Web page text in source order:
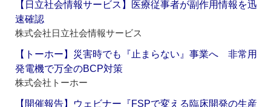
【日立社会情報サービス】医療従事者が副作用情報を迅
速確認
株式会社日立社会情報サービス
【トーホー】災害時でも『止まらない』事業へ 非常用
発電機で万全のBCP対策
株式会社トーホー
【開催報告】ウェビナー『FSPで変える臨床開発の生産